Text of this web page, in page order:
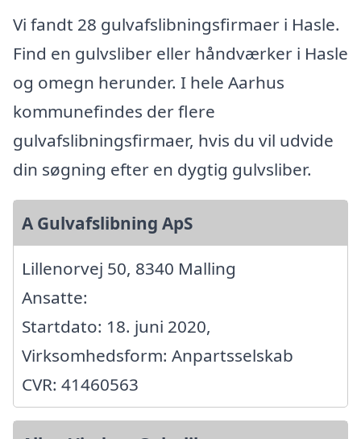
Vi fandt 28 gulvafslibningsfirmaer i Hasle.
Find en gulvsliber eller håndværker i Hasle
og omegn herunder. I hele Aarhus
kommunefindes der flere
gulvafslibningsfirmaer, hvis du vil udvide
din søgning efter en dygtig gulvsliber.
A Gulvafslibning ApS
Lillenorvej 50, 8340 Malling
Ansatte:
Startdato: 18. juni 2020,
Virksomhedsform: Anpartsselskab
CVR: 41460563